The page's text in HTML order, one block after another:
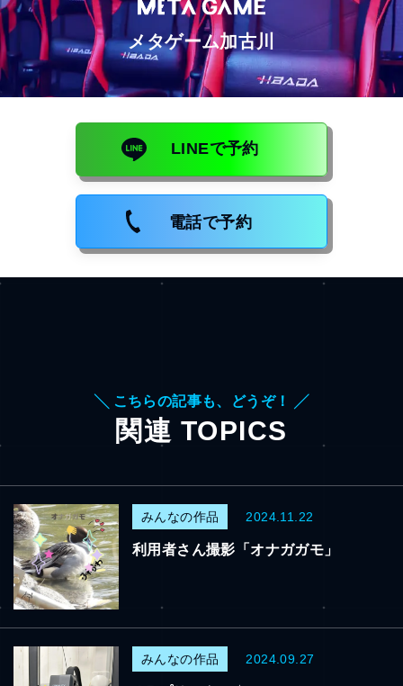
メタゲーム加古川
LINEで予約
電話で予約
╲ こちらの記事も、どうぞ！ ╱
関連 TOPICS
みんなの作品 2024.11.22
利用者さん撮影「オナガガモ」
みんなの作品 2024.09.27